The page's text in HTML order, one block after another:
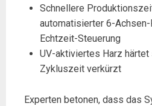
Schnellere
automatisierter 6-
Echtzeit-Steuerung
UV-aktiviertes Harz
Zykluszeit verkürzt
Experten betonen, dass das